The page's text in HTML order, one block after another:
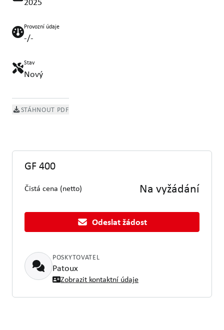
Provozní údaje
-/-
Stav
Nový
STÁHNOUT PDF
GF 400
Čistá cena (netto) Na vyžádání
Odeslat žádost
POSKYTOVATEL
Patoux
Zobrazit kontaktní údaje